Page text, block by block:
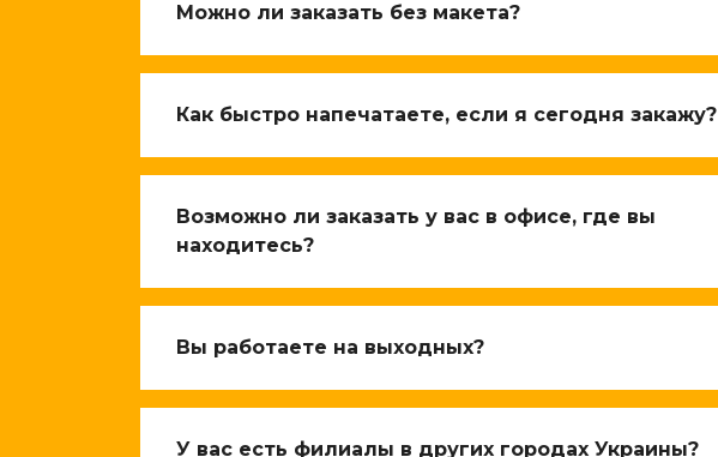
Можно ли заказать без макета?
Как быстро напечатаете, если я сегодня закажу?
Возможно ли заказать у вас в офисе, где вы
находитесь?
Вы работаете на выходных?
У вас есть филиалы в других городах Украины?